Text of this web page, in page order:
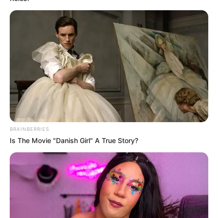
Sem energia elétrica na casa principal por parte do período
, o
plantio segue uma lógica direta: milho, feijão, frutas e culturas de
subsistência que garantem fartura sem depender de mercado.
Nada é produzido para vender. Tudo é cultivado para comer.
BRAINBERRIES
Is The Movie "Danish Girl" A True Story?